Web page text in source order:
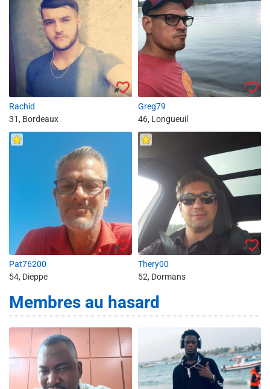
Rachid
31, Bordeaux
Greg79
46, Longueuil
Pat76200
54, Dieppe
Thery00
52, Dormans
Membres au hasard